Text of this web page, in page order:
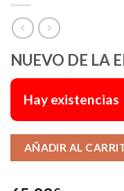
NUEVO DE LA
Hay existencias
AÑADIR AL